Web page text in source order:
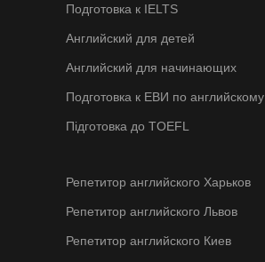
Подготовка к IELTS
Английский для детей
Английский для начинающих
Подготовка к ЕВИ по английскому
Підготовка до ТOEFL
Репетитор английского Харьков
Репетитор английского Львов
Репетитор английского Киев